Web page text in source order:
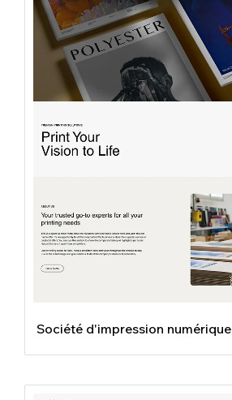
Société d'impression numérique